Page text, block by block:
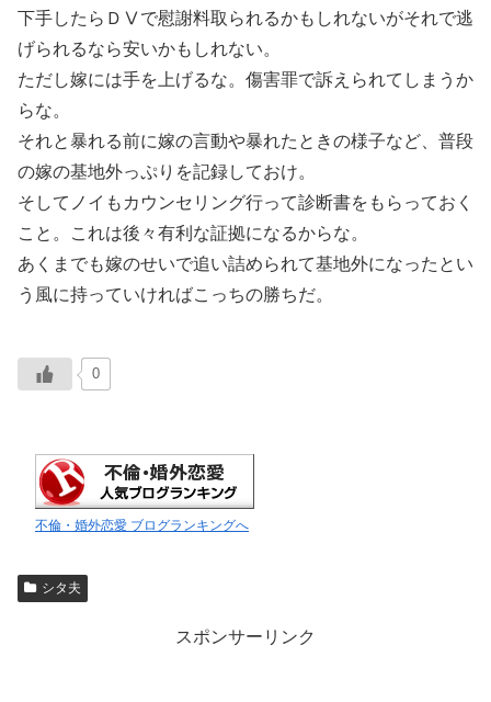
下手したらＤⅤで慰謝料取られるかもしれないがそれで逃
げられるなら安いかもしれない。
ただし嫁には手を上げるな。傷害罪で訴えられてしまうか
らな。
それと暴れる前に嫁の言動や暴れたときの様子など、普段
の嫁の基地外っぷりを記録しておけ。
そしてノイもカウンセリング行って診断書をもらっておく
こと。これは後々有利な証拠になるからな。
あくまでも嫁のせいで追い詰められて基地外になったとい
う風に持っていければこっちの勝ちだ。
0
不倫・婚外恋愛 ブログランキングへ
シタ夫
スポンサーリンク